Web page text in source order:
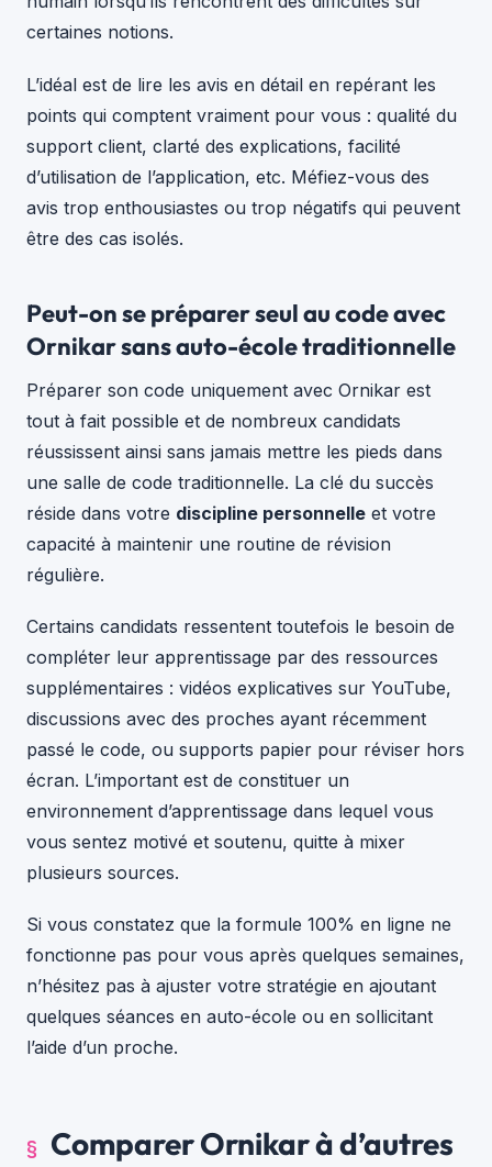
certaines notions.
L’idéal est de lire les avis en détail en repérant les
points qui comptent vraiment pour vous : qualité du
support client, clarté des explications, facilité
d’utilisation de l’application, etc. Méfiez-vous des
avis trop enthousiastes ou trop négatifs qui peuvent
être des cas isolés.
Peut-on se préparer seul au code avec
Ornikar sans auto-école traditionnelle
Préparer son code uniquement avec Ornikar est
tout à fait possible et de nombreux candidats
réussissent ainsi sans jamais mettre les pieds dans
une salle de code traditionnelle. La clé du succès
réside dans votre discipline personnelle et votre
capacité à maintenir une routine de révision
régulière.
Certains candidats ressentent toutefois le besoin de
compléter leur apprentissage par des ressources
supplémentaires : vidéos explicatives sur YouTube,
discussions avec des proches ayant récemment
passé le code, ou supports papier pour réviser hors
écran. L’important est de constituer un
environnement d’apprentissage dans lequel vous
vous sentez motivé et soutenu, quitte à mixer
plusieurs sources.
Si vous constatez que la formule 100% en ligne ne
fonctionne pas pour vous après quelques semaines,
n’hésitez pas à ajuster votre stratégie en ajoutant
quelques séances en auto-école ou en sollicitant
l’aide d’un proche.
Comparer Ornikar à d’autres